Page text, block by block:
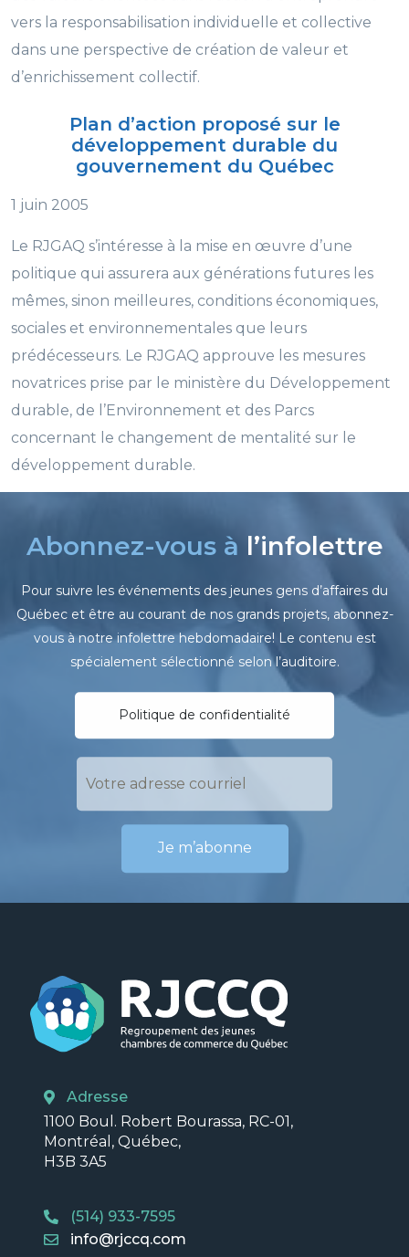
vers la responsabilisation individuelle et collective
dans une perspective de création de valeur et
d’enrichissement collectif.
Plan d’action proposé sur le
développement durable du
gouvernement du Québec
1 juin 2005
Le RJGAQ s’intéresse à la mise en œuvre d’une
politique qui assurera aux générations futures les
mêmes, sinon meilleures, conditions économiques,
sociales et environnementales que leurs
prédécesseurs. Le RJGAQ approuve les mesures
novatrices prise par le ministère du Développement
durable, de l’Environnement et des Parcs
concernant le changement de mentalité sur le
développement durable.
Abonnez-vous à l’infolettre
Pour suivre les événements des jeunes gens d’affaires du
Québec et être au courant de nos grands projets, abonnez-
vous à notre infolettre hebdomadaire! Le contenu est
spécialement sélectionné selon l’auditoire.
Politique de confidentialité
Adresse
1100 Boul. Robert Bourassa, RC-01,
Montréal, Québec,
H3B 3A5
(514) 933-7595
info@rjccq.com